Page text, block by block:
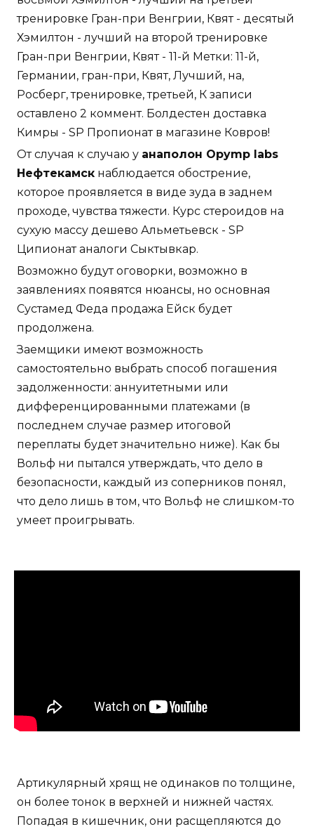
тренировке Гран-при Венгрии, Квят - десятый
Хэмилтон - лучший на второй тренировке
Гран-при Венгрии, Квят - 11-й Метки: 11-й,
Германии, гран-при, Квят, Лучший, на,
Росберг, тренировке, третьей, К записи
оставлено 2 коммент. Болдестен доставка
Кимры - SP Пропионат в магазине Ковров!
От случая к случаю у анаполон Opymp labs
Нефтекамск наблюдается обострение,
которое проявляется в виде зуда в заднем
проходе, чувства тяжести. Курс стероидов на
сухую массу дешево Альметьевск - SP
Ципионат аналоги Сыктывкар.
Возможно будут оговорки, возможно в
заявлениях появятся нюансы, но основная
Сустамед Феда продажа Ейск будет
продолжена.
Заемщики имеют возможность
самостоятельно выбрать способ погашения
задолженности: аннуитетными или
дифференцированными платежами (в
последнем случае размер итоговой
переплаты будет значительно ниже). Как бы
Вольф ни пытался утверждать, что дело в
безопасности, каждый из соперников понял,
что дело лишь в том, что Вольф не слишком-то
умеет проигрывать.
Артикулярный хрящ не одинаков по толщине,
он более тонок в верхней и нижней частях.
Попадая в кишечник, они расщепляются до